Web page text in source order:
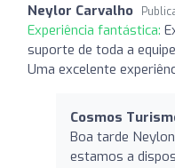
Neylor Carvalho
Experiência fantástica:
suporte de toda a
Uma excelente
Cosmos
Boa tarde
estamos a